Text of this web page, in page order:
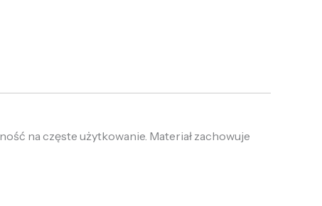
na częste użytkowanie. Materiał zachowuje